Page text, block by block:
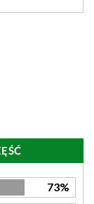
73%